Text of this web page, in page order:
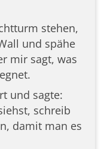
stehen,
und spähe
mir sagt, was
und sagte:
schreib
damit man es